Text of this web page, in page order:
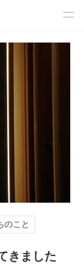
のこと
きました